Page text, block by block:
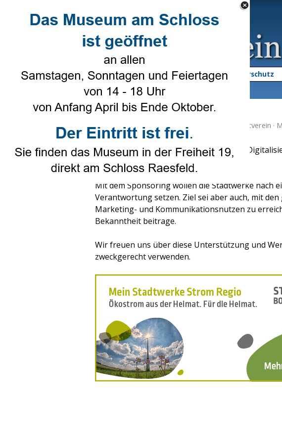
Select Language ▼
Heimatverein ▼Genealogie ▼ Naturschutz
Spende der Stadtwerke Borken
Veröffentlicht von Karl-Heinz Tünte Heimatverein ·
Tags:Ignaz,Böckenhoff
Die Stadtwerke Borken unterstützen die
von
Ignaz Böckenhoff mit 600 €.
Mit dem Sponsoring wollen die Stadtwerke nach
Verantwortung setzen. Ziel sei aber auch, mit
Marketing- und Kommunikationsnutzen zu
Bekanntheit beitrage.
Wir freuen uns überdiese Unterstützung und
zweckgerecht verwenden.